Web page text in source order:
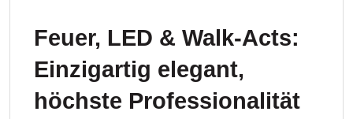
Feuer, LED & Walk-Acts:
Einzigartig elegant,
höchste Professionalität